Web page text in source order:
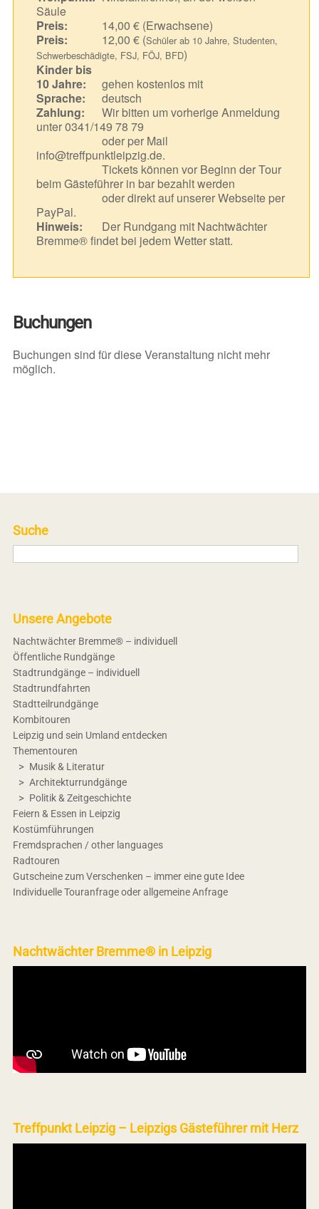
Säule
Preis:
14,00 € (Erwachsene)
Preis:
12,00 € (Schüler ab 10 Jahre, Studenten,
Schwerbeschädigte, FSJ, FÖJ, BFD)
Kinder bis
10 Jahre:
gehen kostenlos mit
Sprache:
deutsch
Zahlung:
Wir bitten um vorherige Anmeldung
unter 0341/149 78 79
oder per Mail
info@treffpunktleipzig.de.
Tickets können vor Beginn der Tour
beim Gästeführer in bar bezahlt werden
oder direkt auf unserer Webseite per
PayPal.
Hinweis:
Der Rundgang mit Nachtwächter
Bremme® findet bei jedem Wetter statt.
Buchungen
Buchungen sind für diese Veranstaltung nicht mehr
möglich.
Suche
Unsere Angebote
Nachtwächter Bremme® – individuell
Öffentliche Rundgänge
Stadtrundgänge – individuell
Stadtrundfahrten
Stadtteilrundgänge
Kombitouren
Leipzig und sein Umland entdecken
Thementouren
Musik & Literatur
Architekturrundgänge
Politik & Zeitgeschichte
Feiern & Essen in Leipzig
Kostümführungen
Fremdsprachen / other languages
Radtouren
Gutscheine zum Verschenken – immer eine gute Idee
Individuelle Touranfrage oder allgemeine Anfrage
Nachtwächter Bremme® in Leipzig
Treffpunkt Leipzig – Leipzigs Gästeführer mit Herz